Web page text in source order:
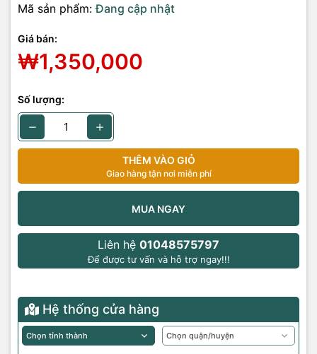
Mã sản phẩm: Đang cập nhật
Giá bán:
₩1,350,000
Số lượng:
THÊM VÀO GIỎ
Giao hàng tận nơi miễn phí
MUA NGAY
Liên hệ 01048575797
Để được tư vấn và hỗ trợ ngay!!!
Hệ thống cửa hàng